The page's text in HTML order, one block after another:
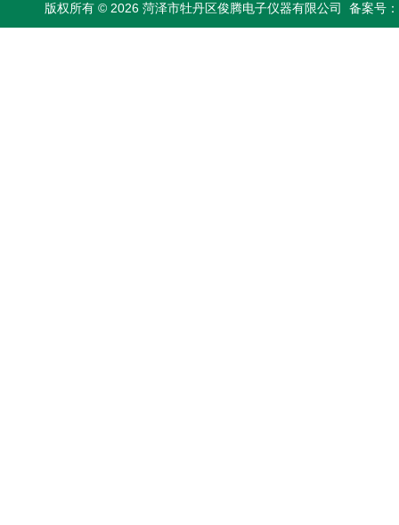
版权所有 © 2026 菏泽市牡丹区俊腾电子仪器有限公司 备案号